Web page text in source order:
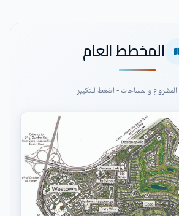
المخطط العام
والمساحات - اضغط للتكبير